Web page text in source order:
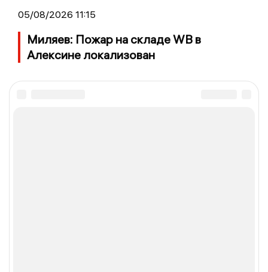
05/08/2026 11:15
Миляев: Пожар на складе WB в
Алексине локализован